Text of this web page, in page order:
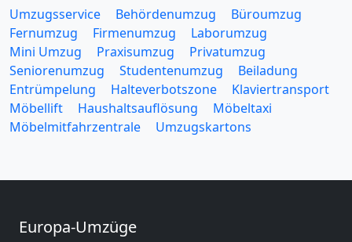
Umzugsservice Behördenumzug
Büroumzug
Fernumzug
Firmenumzug
Laborumzug
Mini Umzug
Praxisumzug
Privatumzug
Seniorenumzug
Studentenumzug
Beiladung
Entrümpelung
Halteverbotszone
Klaviertransport
Möbellift
Haushaltsauflösung
Möbeltaxi
Möbelmitfahrzentrale
Umzugskartons
Europa-Umzüge